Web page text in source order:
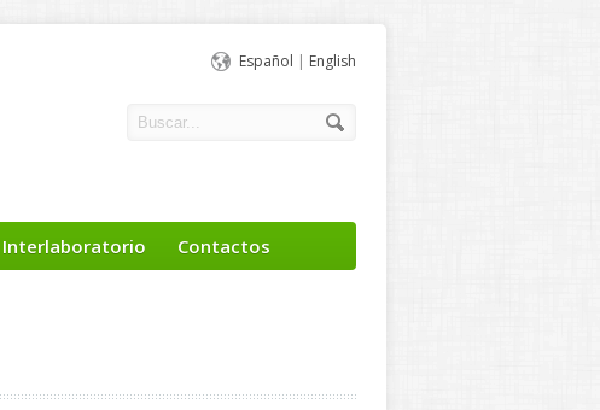
Español | English
Interlaboratorio Contactos